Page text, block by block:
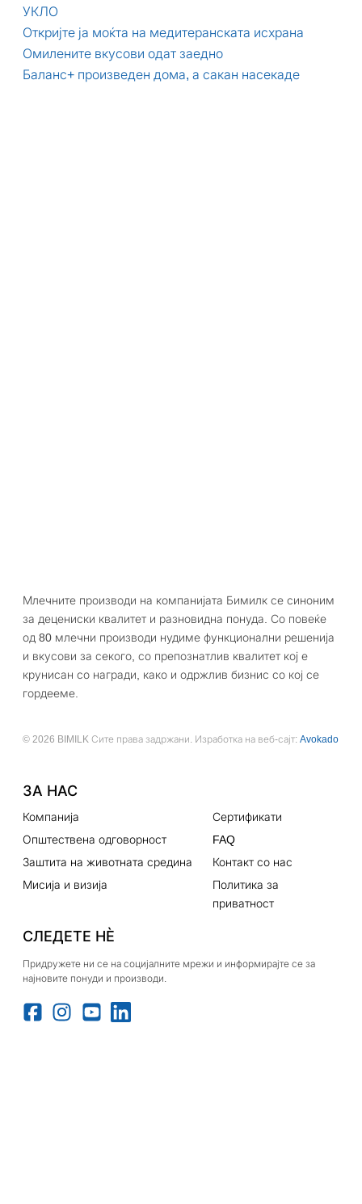
УКЛО
Откријте ја моќта на медитеранската исхрана
Омилените вкусови одат заедно
Баланс+ произведен дома, а сакан насекаде
Млечните производи на компанијата Бимилк се синоним
за децениски квалитет и разновидна понуда. Со повеќе
од 80 млечни производи нудиме функционални решенија
и вкусови за секого, со препознатлив квалитет кој е
крунисан со награди, како и одржлив бизнис со кој се
гордееме.
© 2026 BIMILK Сите права задржани. Изработка на веб-сајт: Avokado
ЗА НАС
Компанија
Општествена одговорност
Заштита на животната средина
Мисија и визија
Сертификати
FAQ
Контакт со нас
Политика за
приватност
СЛЕДЕТЕ НЀ
Придружете ни се на социјалните мрежи и информирајте се за
најновите понуди и производи.